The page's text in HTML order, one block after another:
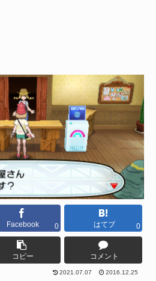
Facebook 0 はてブ 0
コピー コメント
2021.07.07 2016.12.25